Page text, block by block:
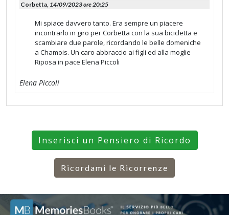
Corbetta, 14/09/2023 ore 20:25
Mi spiace davvero tanto. Era sempre un piacere
incontrarlo in giro per Corbetta con la sua bicicletta e
scambiare due parole, ricordando le belle domeniche
a Chamois. Un caro abbraccio ai figli ed alla moglie
Riposa in pace Elena Piccoli
Elena Piccoli
Inserisci un Pensiero di Ricordo
Ricordami le Ricorrenze